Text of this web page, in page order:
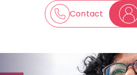
Contact